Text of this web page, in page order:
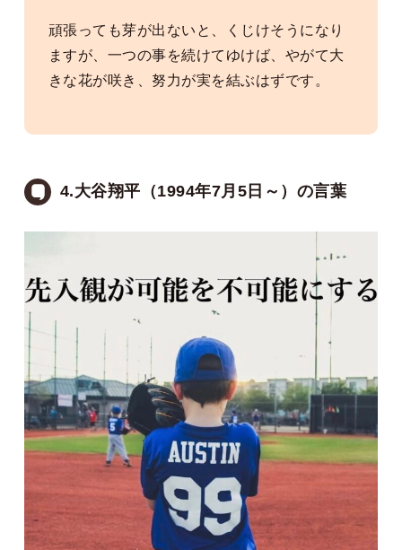
頑張っても芽が出ないと、くじけそうになり
ますが、一つの事を続けてゆけば、やがて大
きな花が咲き、努力が実を結ぶはずです。
4.大谷翔平（1994年7月5日～）の言葉